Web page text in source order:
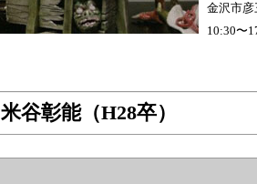
金沢市彦
10:30〜
米谷彰能（H28卒）